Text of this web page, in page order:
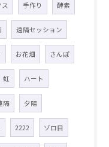
手作り 酵素
遠隔セッション
お花畑 さんぽ
虹 ハート
隔 夕陽
2222 ゾロ目